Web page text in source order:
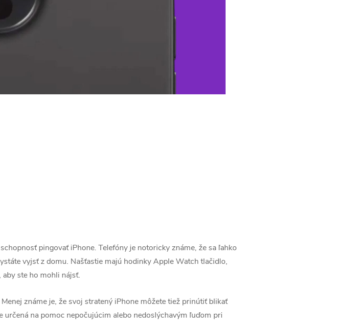
pingovať iPhone. Telefóny je notoricky známe, že sa ľahko
vyjsť z domu. Našťastie majú hodinky Apple Watch tlačidlo,
ste ho mohli nájsť.
známe je, že svoj stratený iPhone môžete tiež prinútiť blikať
na pomoc nepočujúcim alebo nedoslýchavým ľuďom pri